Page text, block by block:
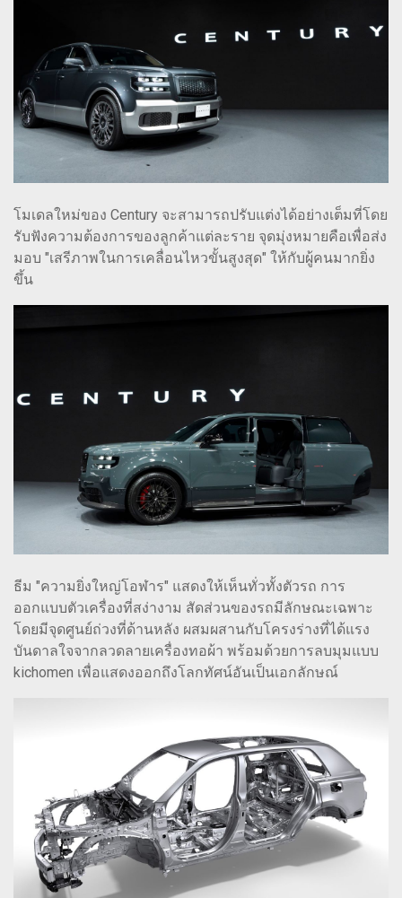
โมเดลใหม่ของ Century จะสามารถปรับแต่งได้อย่างเต็มที่โดย
รับฟังความต้องการของลูกค้าแต่ละราย จุดมุ่งหมายคือเพื่อส่ง
มอบ "เสรีภาพในการเคลื่อนไหวขั้นสูงสุด" ให้กับผู้คนมากยิ่ง
ขึ้น
ธีม "ความยิ่งใหญ่โอฬาร" แสดงให้เห็นทั่วทั้งตัวรถ การ
ออกแบบตัวเครื่องที่สง่างาม สัดส่วนของรถมีลักษณะเฉพาะ
โดยมีจุดศูนย์ถ่วงที่ด้านหลัง ผสมผสานกับโครงร่างที่ได้แรง
บันดาลใจจากลวดลายเครื่องทอผ้า พร้อมด้วยการลบมุมแบบ
kichomen เพื่อแสดงออกถึงโลกทัศน์อันเป็นเอกลักษณ์